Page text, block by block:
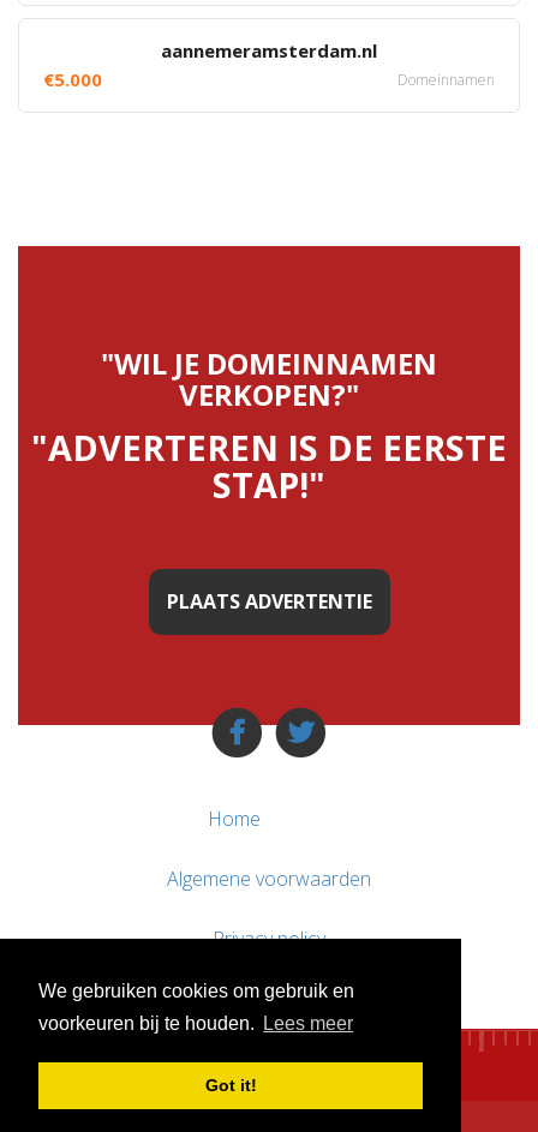
We gebruiken cookies om gebruik en
voorkeuren bij te houden.
Lees meer
Got it!
aannemeramsterdam.nl
€5.000
Domeinnamen
"WIL JE DOMEINNAMEN
VERKOPEN?"
"ADVERTEREN IS DE EERSTE
STAP!"
PLAATS ADVERTENTIE
Home
Algemene voorwaarden
Privacy policy
Contact / Support